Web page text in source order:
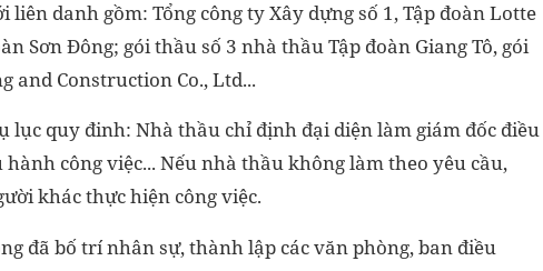
liên danh gồm: Tổng công ty Xây dựng số 1, Tập đoàn Lotte
Sơn Đông; gói thầu số 3 nhà thầu Tập đoàn Giang Tô, gói
and Construction Co., Ltd...
lục quy đinh: Nhà thầu chỉ định đại diện làm giám đốc điều
công việc... Nếu nhà thầu không làm theo yêu cầu,
khác thực hiện công việc.
đã bố trí nhân sự, thành lập các văn phòng, ban điều